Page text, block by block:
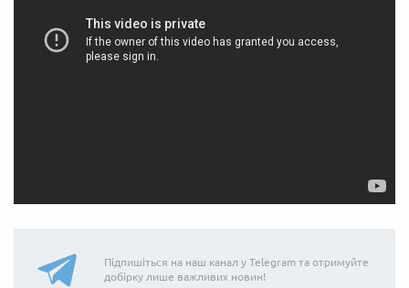
Підпишіться на наш канал у Telegram та отримуйте
добірку лише важливих новин!